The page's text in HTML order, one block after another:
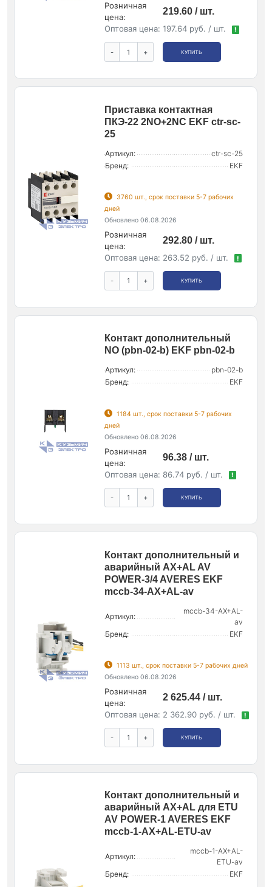
Розничная
цена:
219.60 / шт.
Оптовая цена: 197.64 руб. / шт. !
- + КУПИТЬ
Приставка контактная
ПКЭ-22 2NO+2NC EKF ctr-sc-
25
Артикул:
ctr-sc-25
Бренд:
EKF
3760 шт., срок поставки 5-7 рабочих
дней
Обновлено 06.08.2026
Розничная
цена:
292.80 / шт.
Оптовая цена: 263.52 руб. / шт. !
- + КУПИТЬ
Контакт дополнительный
NO (pbn-02-b) EKF pbn-02-b
Артикул:
pbn-02-b
Бренд:
EKF
1184 шт., срок поставки 5-7 рабочих
дней
Обновлено 06.08.2026
Розничная
цена:
96.38 / шт.
Оптовая цена: 86.74 руб. / шт. !
- + КУПИТЬ
Контакт дополнительный и
аварийный AX+AL AV
POWER-3/4 AVERES EKF
mccb-34-AX+AL-av
Артикул:
mccb-34-AX+AL-
av
Бренд:
EKF
1113 шт., срок поставки 5-7 рабочих дней
Обновлено 06.08.2026
Розничная
цена:
2 625.44 / шт.
Оптовая цена: 2 362.90 руб. / шт. !
- + КУПИТЬ
Контакт дополнительный и
аварийный AX+AL для ETU
AV POWER-1 AVERES EKF
mccb-1-AX+AL-ETU-av
Артикул:
mccb-1-AX+AL-
ETU-av
Бренд:
EKF